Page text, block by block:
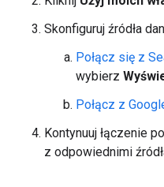
Skonfiguruj źródła
Połącz się z
wybierz
Połącz z
Kontynuuj łączenie
z odpowiednimi